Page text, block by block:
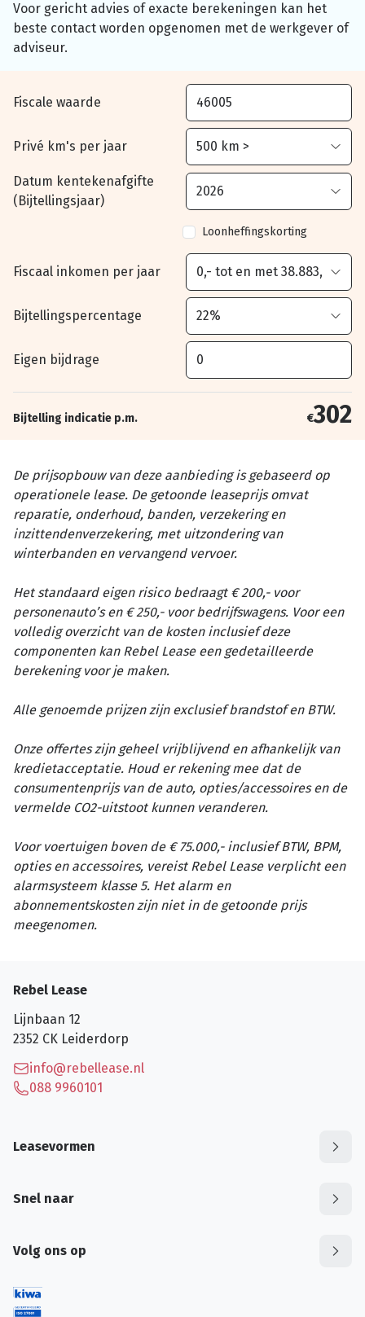
Voor gericht advies of exacte berekeningen kan het
beste contact worden opgenomen met de werkgever of
adviseur.
Fiscale waarde
Privé km's per jaar
Datum kentekenafgifte
(Bijtellingsjaar)
Loonheffingskorting
Fiscaal inkomen per jaar
Bijtellingspercentage
Eigen bijdrage
Bijtelling indicatie p.m. €302
De prijsopbouw van deze aanbieding is gebaseerd op
operationele lease. De getoonde leaseprijs omvat
reparatie, onderhoud, banden, verzekering en
inzittendenverzekering, met uitzondering van
winterbanden en vervangend vervoer.
Het standaard eigen risico bedraagt € 200,- voor
personenauto’s en € 250,- voor bedrijfswagens. Voor een
volledig overzicht van de kosten inclusief deze
componenten kan Rebel Lease een gedetailleerde
berekening voor je maken.
Alle genoemde prijzen zijn exclusief brandstof en BTW.
Onze offertes zijn geheel vrijblijvend en afhankelijk van
kredietacceptatie. Houd er rekening mee dat de
consumentenprijs van de auto, opties/accessoires en de
vermelde CO2-uitstoot kunnen veranderen.
Voor voertuigen boven de € 75.000,- inclusief BTW, BPM,
opties en accessoires, vereist Rebel Lease verplicht een
alarmsysteem klasse 5. Het alarm en
abonnementskosten zijn niet in de getoonde prijs
meegenomen.
Rebel Lease
Lijnbaan 12
2352 CK Leiderdorp
info@rebellease.nl
088 9960101
Leasevormen
Snel naar
Volg ons op